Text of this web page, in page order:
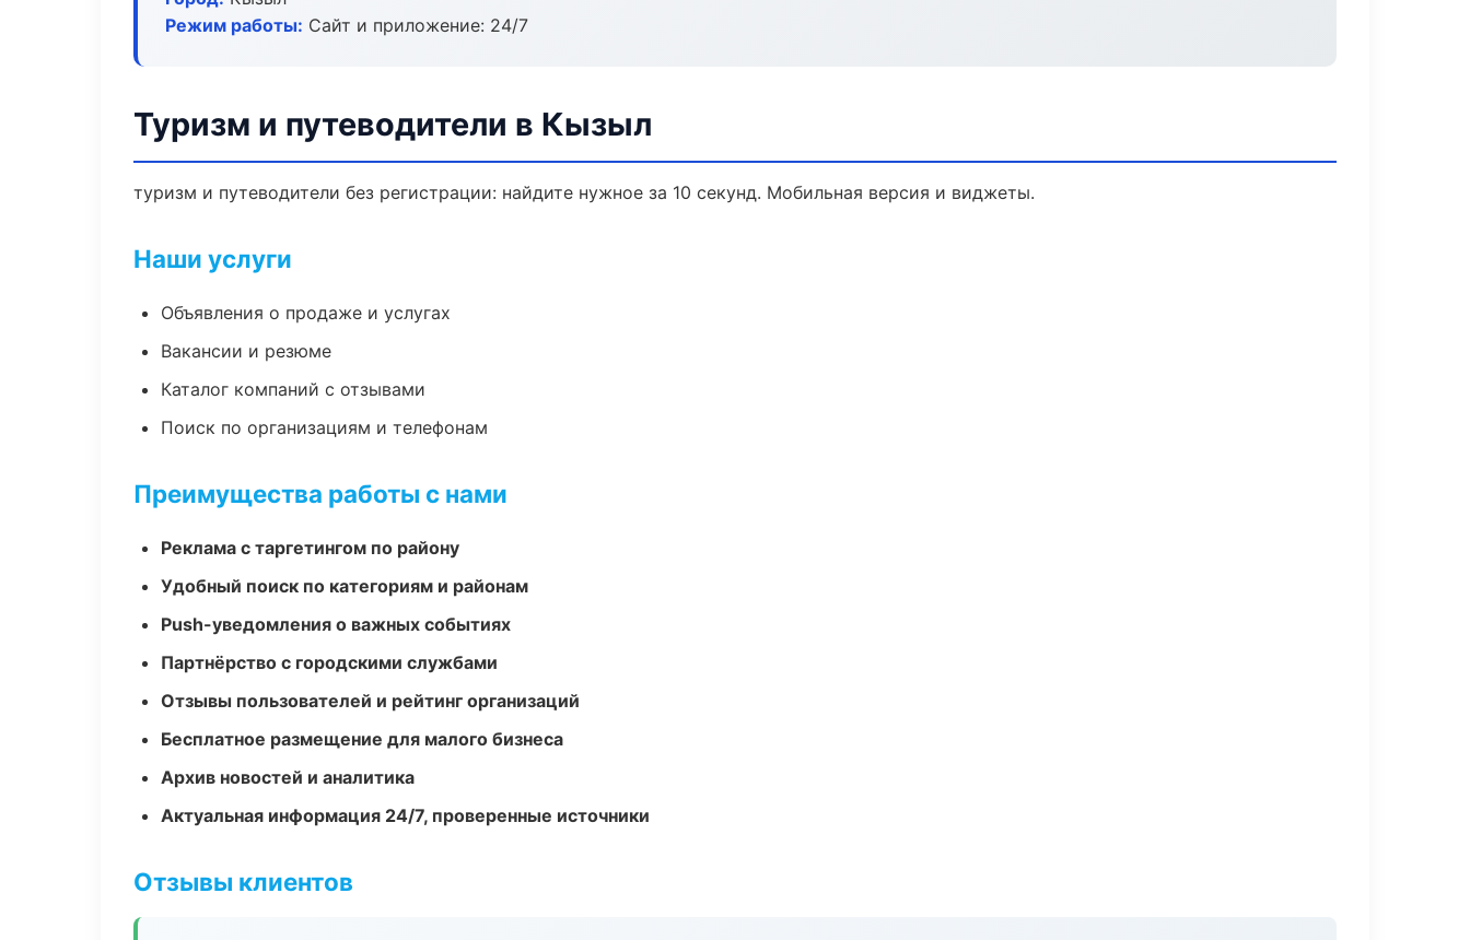
Режим работы: Сайт и приложение: 24/7
Туризм и путеводители в Кызыл
туризм и путеводители без регистрации: найдите нужное за 10 секунд. Мобильная версия и виджеты.
Наши услуги
Объявления о продаже и услугах
Вакансии и резюме
Каталог компаний с отзывами
Поиск по организациям и телефонам
Преимущества работы с нами
Реклама с таргетингом по району
Удобный поиск по категориям и районам
Push-уведомления о важных событиях
Партнёрство с городскими службами
Отзывы пользователей и рейтинг организаций
Бесплатное размещение для малого бизнеса
Архив новостей и аналитика
Актуальная информация 24/7, проверенные источники
Отзывы клиентов